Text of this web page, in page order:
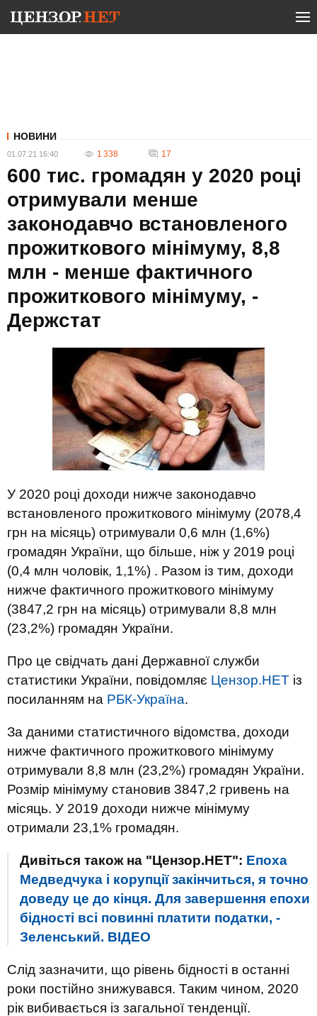
НОВИНИ
01.07.21 16:40 1 338 17
600 тис. громадян у 2020 році
отримували менше
законодавчо встановленого
прожиткового мінімуму, 8,8
млн - менше фактичного
прожиткового мінімуму, -
Держстат
У 2020 році доходи нижче законодавчо
встановленого прожиткового мінімуму (2078,4
грн на місяць) отримували 0,6 млн (1,6%)
громадян України, що більше, ніж у 2019 році
(0,4 млн чоловік, 1,1%) . Разом із тим, доходи
нижче фактичного прожиткового мінімуму
(3847,2 грн на місяць) отримували 8,8 млн
(23,2%) громадян України.
Про це свідчать дані Державної служби
статистики України, повідомляє Цензор.НЕТ із
посиланням на РБК-Україна.
За даними статистичного відомства, доходи
нижче фактичного прожиткового мінімуму
отримували 8,8 млн (23,2%) громадян України.
Розмір мінімуму становив 3847,2 гривень на
місяць. У 2019 доходи нижче мінімуму
отримали 23,1% громадян.
Дивіться також на "Цензор.НЕТ": Епоха
Медведчука і корупції закінчиться, я точно
доведу це до кінця. Для завершення епохи
бідності всі повинні платити податки, -
Зеленський. ВIДЕО
Слід зазначити, що рівень бідності в останні
роки постійно знижувався. Таким чином, 2020
рік вибивається із загальної тенденції.